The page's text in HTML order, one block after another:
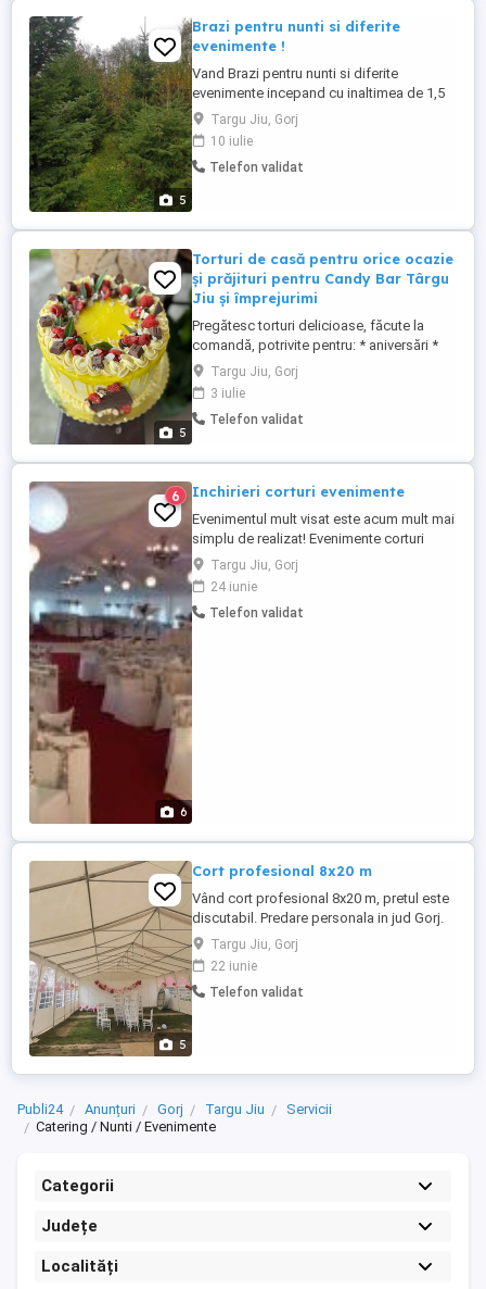
5
Brazi pentru nunti si diferite
evenimente !
Vand Brazi pentru nunti si diferite
evenimente incepand cu inaltimea de 1,5
m ! Brazii sunt din pepiniera proprie si
fiecare client isi poate alege dupa bunul
plac bradul pe care si-l doreste ! Mai multe
detalii la numarul de telefon !
Targu Jiu, Gorj
10 iulie
Telefon validat
5
Torturi de casă pentru orice ocazie
și prăjituri pentru Candy Bar Târgu
Jiu și împrejurimi
Pregătesc torturi delicioase, făcute la
comandă, potrivite pentru: * aniversări *
zile de naștere * botezuri * nunți * alte
evenimente speciale Ofer: * ingrediente de
calitate * gust autentic de casă * design
personalizat, în funcție de preferințe
WhatsApp ...
Targu Jiu, Gorj
3 iulie
Telefon validat
6
6 Inchirieri corturi evenimente
Evenimentul mult visat este acum mult mai
simplu de realizat! Evenimente corturi
inchiriere va pune la dispozitie cele mai
bune servicii, calitate, promptitudine si
profesionalism. Noi va oferim cele mai
bune oferte si suntem gata sa contribuim
Targu Jiu, Gorj
24 iunie
Telefon validat
5
Cort profesional 8x20 m
Vând cort profesional 8x20 m, pretul este
discutabil. Predare personala in jud Gorj.
pret 15. 000 lei ușor negociabile.
Targu Jiu, Gorj
22 iunie
Telefon validat
Publi24 Anunțuri Gorj Targu Jiu
Servicii
Catering / Nunti / Evenimente
Categorii
Județe
Localități